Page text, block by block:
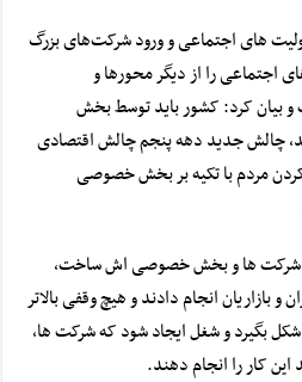
های اجتماعی و ورود شرکت‌های بزرگ
اجتماعی را از دیگر محورها و
بیان کرد: کشور باید توسط بخش
چالش جدیددهه پنجم چالش اقتصادی
مردم با تکیه بر بخش خصوصی
با شرکت ها و بخش خصوصی اش ساخت،
و بازاریان انجام دادند و هیچ وقفی بالاتر
بگیرد و شغل ایجاد شود که شرکت ها،
کار را انجام دهند.